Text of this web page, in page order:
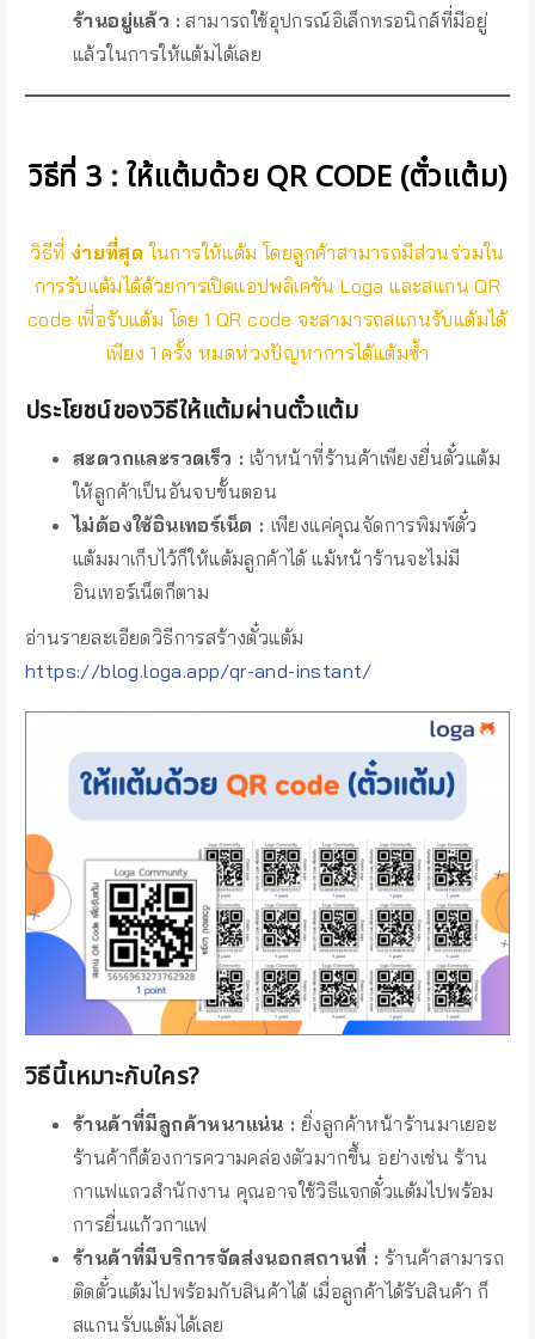
ร้านอยู่แล้ว : สามารถใช้อุปกรณ์อิเล็กทรอนิกส์ที่มีอยู่
แล้วในการให้แต้มได้เลย
วิธีที่ 3 : ให้แต้มด้วย QR CODE (ตั๋วแต้ม)
วิธีที่ ง่ายที่สุด ในการให้แต้ม โดยลูกค้าสามารถมีส่วนร่วมใน
การรับแต้มได้ด้วยการเปิดแอปพลิเคชัน Loga และสแกน QR
code เพื่อรับแต้ม โดย 1 QR code จะสามารถสแกนรับแต้มได้
เพียง 1 ครั้ง หมดห่วงปัญหาการได้แต้มซ้ำ
ประโยชน์ของวิธีให้แต้มผ่านตั๋วแต้ม
สะดวกและรวดเร็ว : เจ้าหน้าที่ร้านค้าเพียงยื่นตั๋วแต้ม
ให้ลูกค้าเป็นอันจบขั้นตอน
ไม่ต้องใช้อินเทอร์เน็ต : เพียงแค่คุณจัดการพิมพ์ตั๋ว
แต้มมาเก็บไว้ก็ให้แต้มลูกค้าได้ แม้หน้าร้านจะไม่มี
อินเทอร์เน็ตก็ตาม
อ่านรายละเอียดวิธีการสร้างตั๋วแต้ม
https://blog.loga.app/qr-and-instant/
วิธีนี้เหมาะกับใคร?
ร้านค้าที่มีลูกค้าหนาแน่น : ยิ่งลูกค้าหน้าร้านมาเยอะ
ร้านค้าก็ต้องการความคล่องตัวมากขึ้น อย่างเช่น ร้าน
กาแฟแถวสำนักงาน คุณอาจใช้วิธีแจกตั๋วแต้มไปพร้อม
การยื่นแก้วกาแฟ
ร้านค้าที่มีบริการจัดส่งนอกสถานที่ : ร้านค้าสามารถ
ติดตั๋วแต้มไปพร้อมกับสินค้าได้ เมื่อลูกค้าได้รับสินค้า ก็
สแกนรับแต้มได้เลย